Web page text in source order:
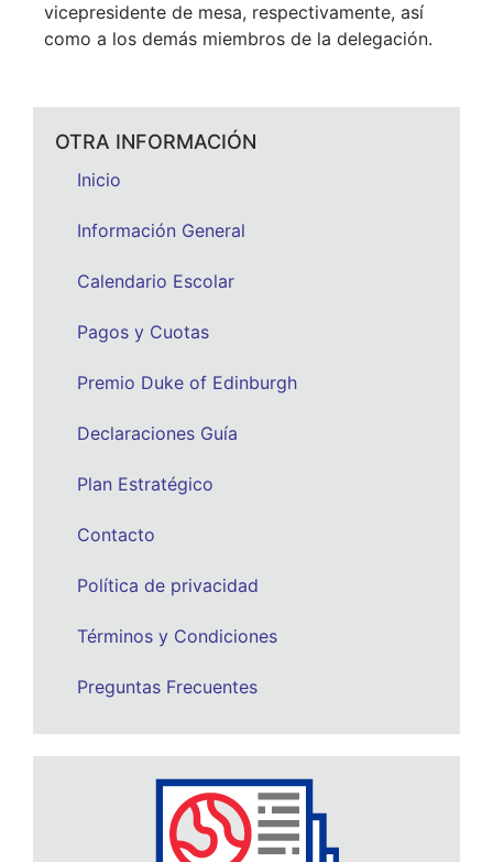
vicepresidente de mesa, respectivamente, así
como a los demás miembros de la delegación.
OTRA INFORMACIÓN
Inicio
Información General
Calendario Escolar
Pagos y Cuotas
Premio Duke of Edinburgh
Declaraciones Guía
Plan Estratégico
Contacto
Política de privacidad
Términos y Condiciones
Preguntas Frecuentes